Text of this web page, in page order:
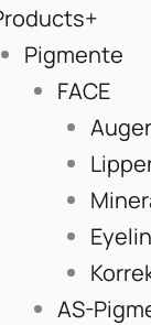
Pigmente
FACE
AS-